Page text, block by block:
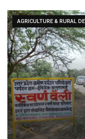
AGRICULTURE & RURAL